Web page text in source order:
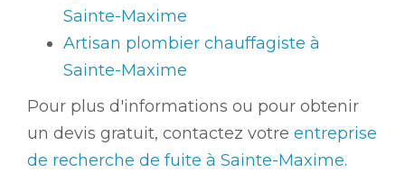
Sainte-Maxime
Artisan plombier chauffagiste à
Sainte-Maxime
Pour plus d'informations ou pour obtenir
un devis gratuit, contactez votre entreprise
de recherche de fuite à Sainte-Maxime.